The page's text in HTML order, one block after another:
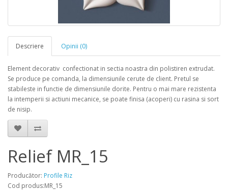
Descriere Opinii (0)
Element decorativ confectionat in sectia noastra din polistiren extrudat.
Se produce pe comanda, la dimensiunile cerute de client. Pretul se
stabileste in functie de dimensiunile dorite. Pentru o mai mare rezistenta
la intemperii si actiuni mecanice, se poate finisa (acoperi) cu rasina si sort
de nisip.
Relief MR_15
Producător: Profile Riz
Cod produs:MR_15